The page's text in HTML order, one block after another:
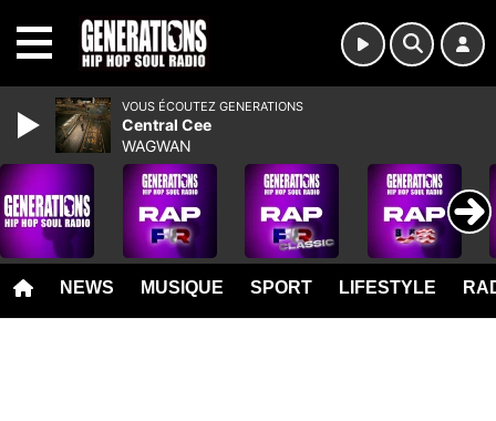
NEWS MUSIQUE SPORT LIFESTYLE
VOUS ÉCOUTEZ GENERATIONS
Central Cee
WAGWAN